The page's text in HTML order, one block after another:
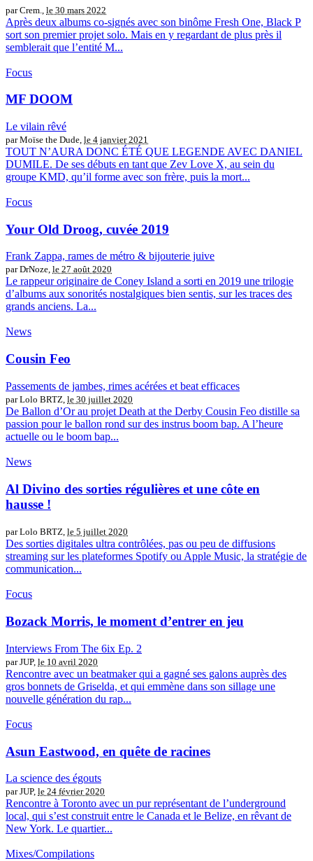
par Crem., le 30 mars 2022
Après deux albums co-signés avec son binôme Fresh One, Black P
sort son premier projet solo. Mais en y regardant de plus près il
semblerait que l’entité M...
Focus
MF DOOM
Le vilain rêvé
par Moïse the Dude, le 4 janvier 2021
TOUT N’AURA DONC ÉTÉ QUE LEGENDE AVEC DANIEL
DUMILE. De ses débuts en tant que Zev Love X, au sein du
groupe KMD, qu’il forme avec son frère, puis la mort...
Focus
Your Old Droog, cuvée 2019
Frank Zappa, rames de métro & bijouterie juive
par DrNoze, le 27 août 2020
Le rappeur originaire de Coney Island a sorti en 2019 une trilogie
d’albums aux sonorités nostalgiques bien sentis, sur les traces des
grands anciens. La...
News
Cousin Feo
Passements de jambes, rimes acérées et beat efficaces
par Lolo BRTZ, le 30 juillet 2020
De Ballon d’Or au projet Death at the Derby Cousin Feo distille sa
passion pour le ballon rond sur des instrus boom bap. A l’heure
actuelle ou le boom bap...
News
Al Divino des sorties régulières et une côte en
hausse !
par Lolo BRTZ, le 5 juillet 2020
Des sorties digitales ultra contrôlées, pas ou peu de diffusions
streaming sur les plateformes Spotify ou Apple Music, la stratégie de
communication...
Focus
Bozack Morris, le moment d’entrer en jeu
Interviews From The 6ix Ep. 2
par JUP, le 10 avril 2020
Rencontre avec un beatmaker qui a gagné ses galons auprès des
gros bonnets de Griselda, et qui emmène dans son sillage une
nouvelle génération du rap...
Focus
Asun Eastwood, en quête de racines
La science des égouts
par JUP, le 24 février 2020
Rencontre à Toronto avec un pur représentant de l’underground
local, qui s’est construit entre le Canada et le Belize, en rêvant de
New York. Le quartier...
Mixes/Compilations